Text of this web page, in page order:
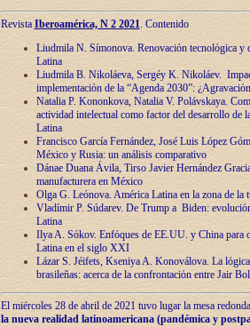
RevistaIberoamérica, N 2 2021. Contenido
Liudmila N. Símonova. Renovaciόn tecnolόgica
Latina
Liudmila B. Nikoláeva, Sergéy K. Nikoláev.
implementaciόn de la “Agenda 2030”:
Natalia P. Kononkova, Natalia V. Polávskaya.
actividad intelectual como factor del desarrollo de
Latina
Francisco García Fernández, José Luis López
México y Rusia: un análisis comparativo
Dánae Duana Ávila, Tirso Javier Hernández
manufacturera en México
Olga G. Leόnova. América Latina en la zona de la
Vladímir P. Súdarev. De Trump a Biden:
Latina
Ilya A. Sόkov. Enfόques de EE.UU. y China para
Latina en el siglo XXI
Lázar S. Jéifets, Kseniya A. Konoválova. La
brasileñas: acerca de la confrontaciόn entre Jair
El miércoles 28 de abril de 2021 tuvo lugar la mesa
la nueva realidad latinoamericana (pandémica y